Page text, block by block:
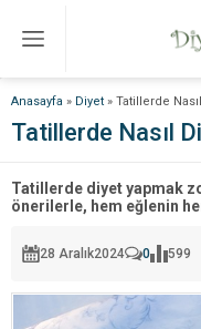
Anasayfa » Diyet » Tatillerde
Tatillerde Nasıl
Tatillerde diyet yapmak
önerilerle, hem eğlenin
28 Aralık2024 0 599